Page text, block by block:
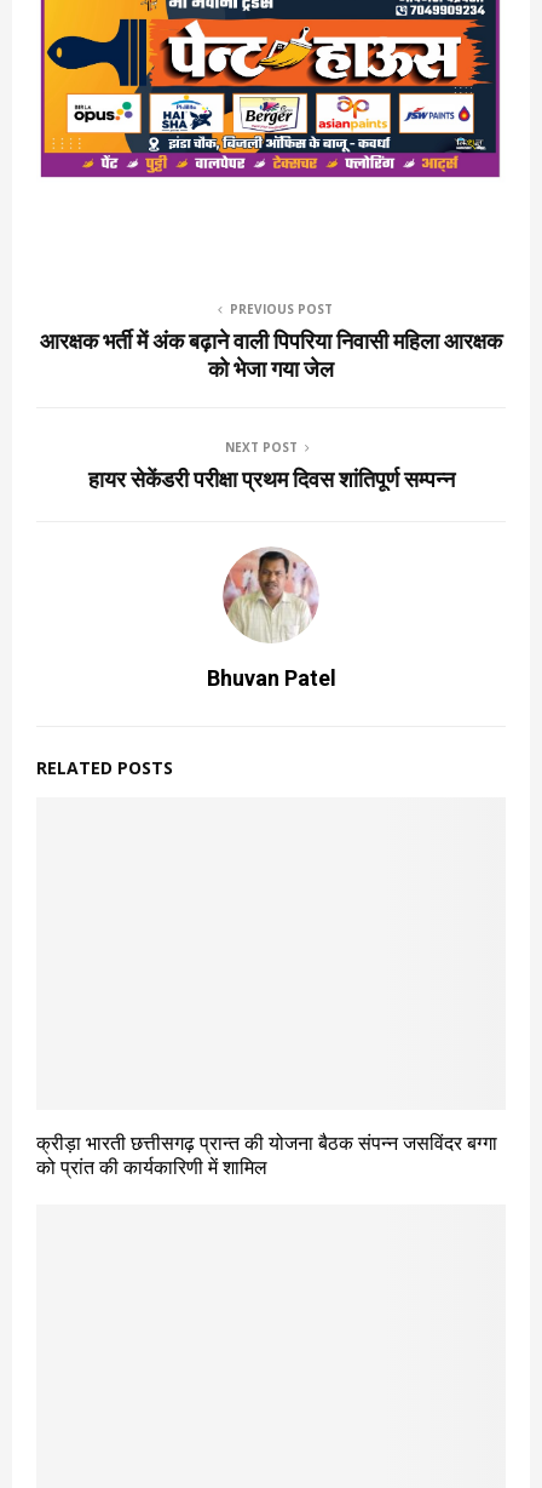
PREVIOUS POST
आरक्षक भर्ती में अंक बढ़ाने वाली पिपरिया निवासी महिला आरक्षक
को भेजा गया जेल
NEXT POST
हायर सेकेंडरी परीक्षा प्रथम दिवस शांतिपूर्ण सम्पन्न
Bhuvan Patel
RELATED POSTS
क्रीड़ा भारती छत्तीसगढ़ प्रान्त की योजना बैठक संपन्न जसविंदर बग्गा
को प्रांत की कार्यकारिणी में शामिल